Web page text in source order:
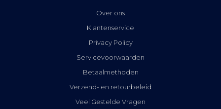
Over ons
Klantenservice
Privacy Policy
Servicevoorwaarden
Betaalmethoden
Verzend- en retourbeleid
Veel Gestelde Vragen